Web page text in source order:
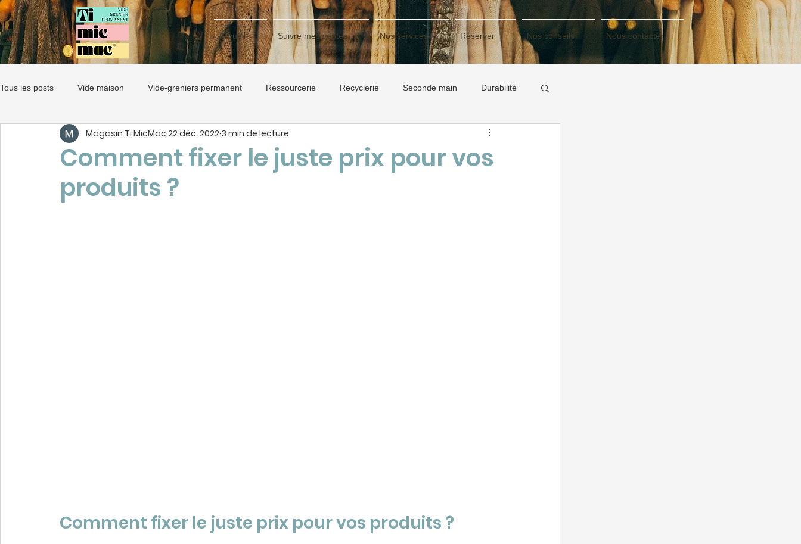
Accueil Suivre mes ventes Nos services Réserver Nos conseils Nous contacter
Tous les posts Vide maison Vide-greniers permanent Ressourcerie Recyclerie Seconde main Durabilité
dépôt-vente Décoration
Comment fixer le juste prix pour vos
produits ?
Magasin Ti MicMac 22 déc. 2022 3 min de lecture
Comment fixer le juste prix pour vos produits ?